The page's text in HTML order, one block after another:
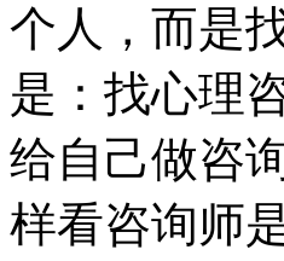
个人，而是
是：找心理
给自己做咨
样看咨询师